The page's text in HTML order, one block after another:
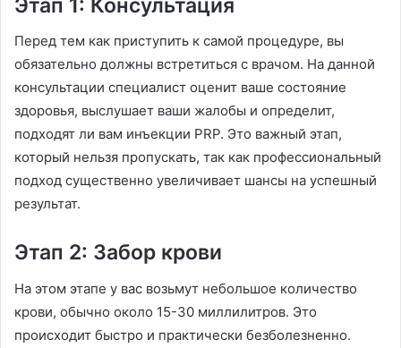
Этап 1: Консультация
Перед тем как приступить к самой процедуре, вы
обязательно должны встретиться с врачом. На данной
консультации специалист оценит ваше состояние
здоровья, выслушает ваши жалобы и определит,
подходят ли вам инъекции PRP. Это важный этап,
который нельзя пропускать, так как профессиональный
подход существенно увеличивает шансы на успешный
результат.
Этап 2: Забор крови
На этом этапе у вас возьмут небольшое количество
крови, обычно около 15-30 миллилитров. Это
происходит быстро и практически безболезненно.